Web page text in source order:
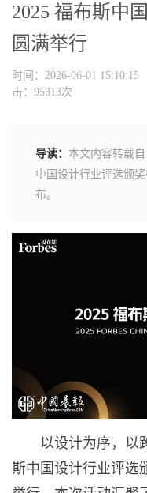
2025 福布斯中
圆满举行
时间：2026-06-01 15:10:15
击：95313次
导读： 本文内容转载
中国设计行业评选颁
布。
以设计为序，以
斯中国设计行业评选